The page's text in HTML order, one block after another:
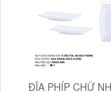
ĐĨA PHÍP CHỮ